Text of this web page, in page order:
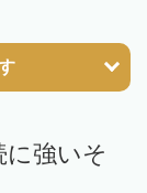
に強いそ